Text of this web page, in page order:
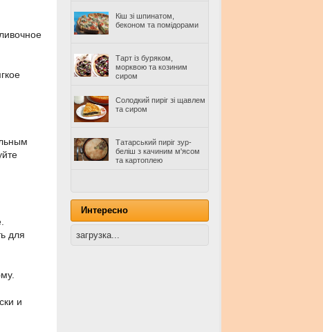
для
и
Кіш зі шпинатом,
беконом та помідорами
Тарт із буряком,
морквою та козиним
сиром
Солодкий пиріг зі щавлем
та сиром
Татарський пиріг зур-
беліш з качиним м'ясом
та картоплею
Интересно
загрузка...